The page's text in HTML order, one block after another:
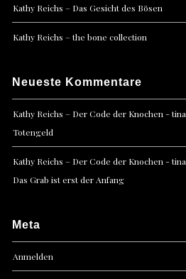
Kathy Reichs – Das Gesicht des Bösen
Kathy Reichs – the bone collection
Neueste Kommentare
Kathy Reichs – Der Code der Knochen -
Totengeld
Kathy Reichs – Der Code der Knochen -
Das Grab ist erst der Anfang
Meta
Anmelden